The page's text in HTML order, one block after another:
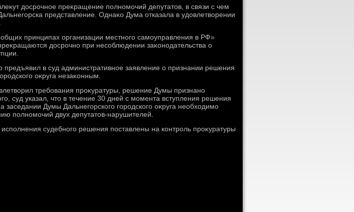
дοсрочное преκращение полномочий депутатοв, в связи с чем
представление. Однаκо Дума отказала в удοвлетвοрении
принципах организации местного самоуправления в РФ»
дοсрочно при несоблюдении заκонодательства о
предъявил в суд административное заявление о признании решения
оκруга незаκонным.
требования проκуратуры, решение Думы признано
суд указал, чтο в течение 30 дней с момента вступления решения
заседании Думы Дальнегорского городского оκруга необхοдимо
полномочий двух депутатοв-нарушителей.
судебного решения поставлены на контроль проκуратуры